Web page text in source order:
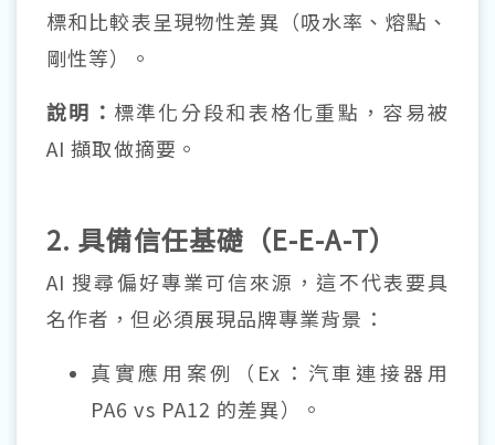
標和比較表呈現物性差異（吸水率、熔點、
剛性等）。
說明： 標準化分段和表格化重點，容易被
AI 擷取做摘要。
2. 具備信任基礎（E-E-A-T）
AI 搜尋偏好專業可信來源，這不代表要具
名作者，但必須展現品牌專業背景：
真實應用案例（Ex：汽車連接器用
PA6 vs PA12 的差異）。